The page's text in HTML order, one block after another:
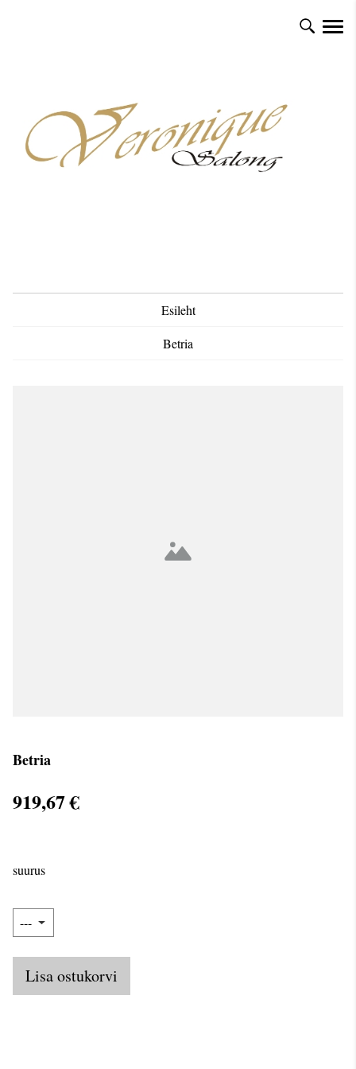
Esileht
Betria
Betria
919,67 €
suurus
Lisa ostukorvi